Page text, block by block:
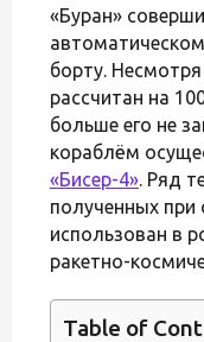
«Буран»
борту.
рассчитан на
больше его не
кораблём
«Бисер-4». Ряд
полученных при
использован в
ракетно-
Table of